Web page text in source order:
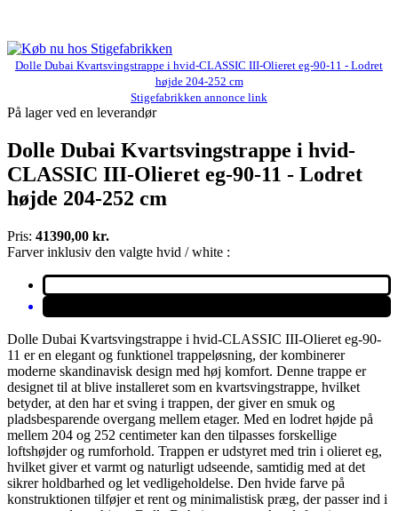
Dolle Dubai Kvartsvingstrappe i hvid-CLASSIC III-Olieret eg-90-11 - Lodret
højde 204-252 cm
Stigefabrikken annonce link
På lager ved en leverandør
Dolle Dubai Kvartsvingstrappe i hvid-
CLASSIC III-Olieret eg-90-11 - Lodret
højde 204-252 cm
Pris: 41390,00 kr.
Farver inklusiv den valgte hvid / white :
Dolle Dubai Kvartsvingstrappe i hvid-CLASSIC III-Olieret eg-90-
11 er en elegant og funktionel trappeløsning, der kombinerer
moderne skandinavisk design med høj komfort. Denne trappe er
designet til at blive installeret som en kvartsvingstrappe, hvilket
betyder, at den har et sving i trappen, der giver en smuk og
pladsbesparende overgang mellem etager. Med en lodret højde på
mellem 204 og 252 centimeter kan den tilpasses forskellige
loftshøjder og rumforhold. Trappen er udstyret med trin i olieret eg,
hvilket giver et varmt og naturligt udseende, samtidig med at det
sikrer holdbarhed og let vedligeholdelse. Den hvide farve på
konstruktionen tilføjer et rent og minimalistisk præg, der passer ind i